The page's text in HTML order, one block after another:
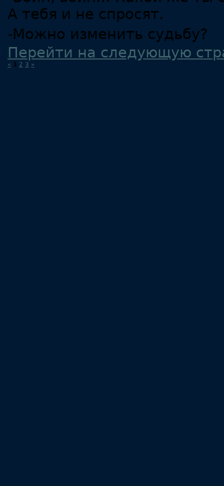
А тебя и не спросят.
-Можно изменить судьбу?
Перейти на следующую
« 1 2 3 »